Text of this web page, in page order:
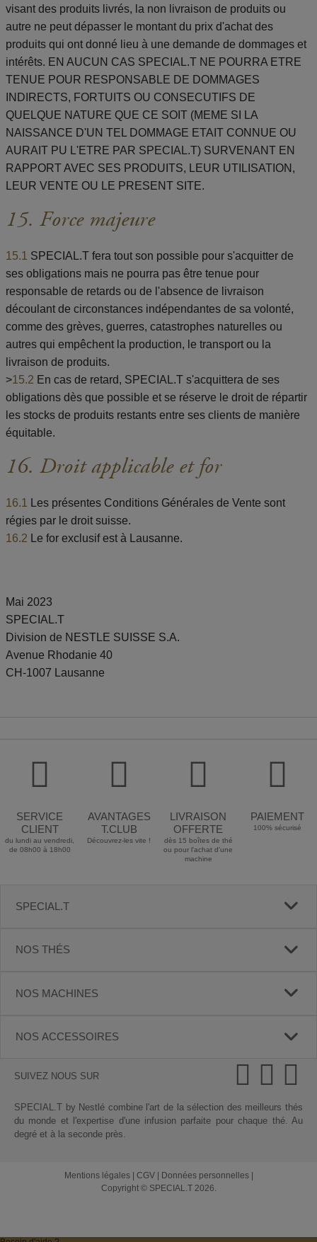
visant des produits livrés, la non livraison de produits ou
autre ne peut dépasser le montant du prix d'achat des
produits qui ont donné lieu à une demande de dommages et
intérêts. EN AUCUN CAS SPECIAL.T NE POURRA ETRE
TENUE POUR RESPONSABLE DE DOMMAGES
INDIRECTS, FORTUITS OU CONSECUTIFS DE
QUELQUE NATURE QUE CE SOIT (MEME SI LA
NAISSANCE D'UN TEL DOMMAGE ETAIT CONNUE OU
AURAIT PU L'ETRE PAR SPECIAL.T) SURVENANT EN
RAPPORT AVEC SES PRODUITS, LEUR UTILISATION,
LEUR VENTE OU LE PRESENT SITE.
15. Force majeure
15.1 SPECIAL.T fera tout son possible pour s'acquitter de
ses obligations mais ne pourra pas être tenue pour
responsable de retards ou de l'absence de livraison
découlant de circonstances indépendantes de sa volonté,
comme des grèves, guerres, catastrophes naturelles ou
autres qui empêchent la production, le transport ou la
livraison de produits.
>15.2 En cas de retard, SPECIAL.T s'acquittera de ses
obligations dès que possible et se réserve le droit de répartir
les stocks de produits restants entre ses clients de manière
équitable.
16. Droit applicable et for
16.1
Les présentes Conditions Générales de Vente sont
régies par le droit suisse.
16.2 Le for exclusif est à Lausanne.
Mai 2023
SPECIAL.T
Division de NESTLE SUISSE S.A.
Avenue Rhodanie 40
CH-1007 Lausanne
SERVICE
CLIENT
du lundi au vendredi,
de 08h00 à 18h00
AVANTAGES
T.CLUB
Découvrez-les vite !
LIVRAISON
OFFERTE
dès 15 boîtes de thé
ou pour l'achat d'une
machine
PAIEMENT
100% sécurisé
SPECIAL.T
NOS THÉS
NOS MACHINES
NOS ACCESSOIRES
SUIVEZ NOUS SUR
SPECIAL.T by Nestlé combine l'art de la sélection des meilleurs thés
du monde et l'expertise d'une infusion parfaite pour chaque thé. Au
degré et à la seconde près.
Mentions légales| CGV| Données personnelles|
Copyright © SPECIAL.T 2026.